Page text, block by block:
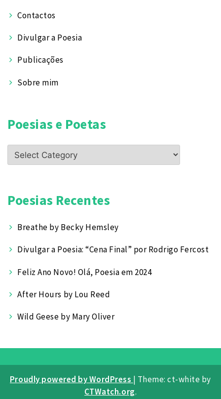
Contactos
Divulgar a Poesia
Publicações
Sobre mim
Poesias e Poetas
Poesias
e
Poesias Recentes
Breathe by Becky Hemsley
Divulgar a Poesia: “Cena Final” por Rodrigo Fercost
Feliz Ano Novo! Olá, Poesia em 2024
After Hours by Lou Reed
Wild Geese by Mary Oliver
Proudly powered by WordPress | Theme: ct-white by
CTWatch.org.